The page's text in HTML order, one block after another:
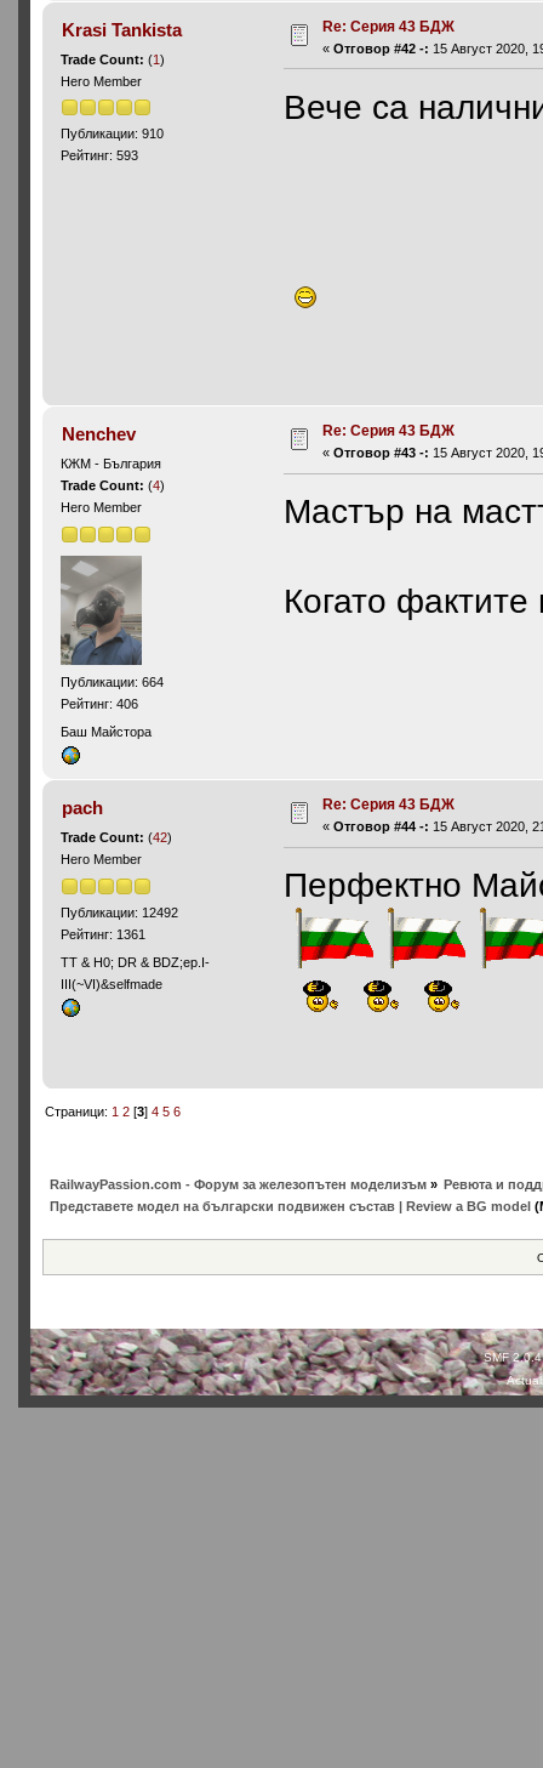
Krasi Tankista
Trade Count:(1)
Hero Member
Публикации: 910
Рейтинг: 593
Re: Серия 43 БДЖ
«Отговор #42 -: 15 Август 2020,
Вече са
Nenchev
КЖМ - България
Trade Count:(4)
Hero Member
Публикации: 664
Рейтинг: 406
Баш Майстора
Re: Серия 43 БДЖ
«Отговор #43 -: 15 Август 2020,
Мастър на
Когато
pach
Trade Count:(42)
Hero Member
Публикации: 12492
Рейтинг: 1361
ТТ & Н0; DR & BDZ;ep.I-
III(~VI)&selfmade
Re: Серия 43 БДЖ
«Отговор #44 -: 15 Август 2020,
Перфектно
Страници: 1 2[3] 4 5 6
RailwayPassion.com - Форум за железопътен моделизъм»
Ревюта и
Представете модел на български подвижен състав | Review a BG model
SMF 2.0.4